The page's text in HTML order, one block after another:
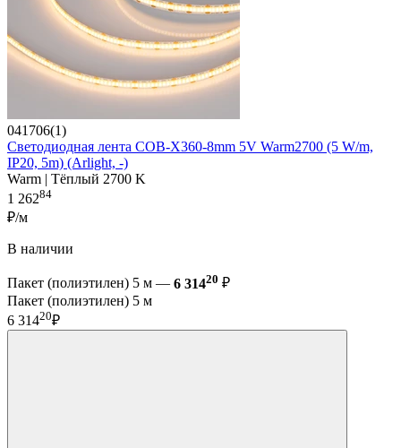
041706(1)
Светодиодная лента COB-X360-8mm 5V Warm2700 (5 W/m,
IP20, 5m) (Arlight, -)
Warm | Тёплый 2700 K
1 26284
₽/м
В наличии
Пакет (полиэтилен) 5 м — 6 31420 ₽
Пакет (полиэтилен) 5 м
6 31420₽